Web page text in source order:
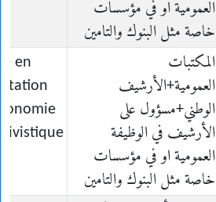
العمومية او في مؤسسات
خاصة مثل البنوك والتامين
المكتبات
العمومية+الأرشيف
الوطني+مسؤول على
الأرشيف في الوظيفة
العمومية او في مؤسسات
خاصة مثل البنوك والتامين
en